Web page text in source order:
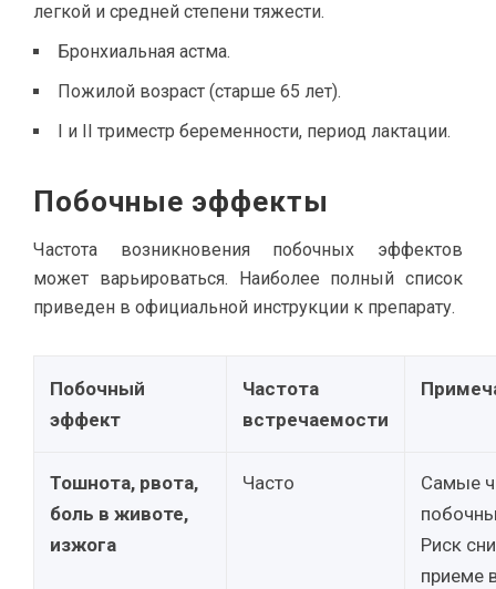
легкой и средней степени тяжести.
Бронхиальная астма.
Пожилой возраст (старше 65 лет).
I и II триместр беременности, период лактации.
Побочные эффекты
Частота возникновения побочных эффектов
может варьироваться. Наиболее полный список
приведен в официальной инструкции к препарату.
Побочный
эффект
Частота
встречаемости
Тошнота, рвота,
боль в животе,
изжога
Часто
Самые
Риск
приеме